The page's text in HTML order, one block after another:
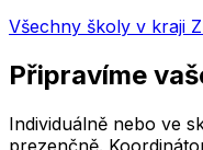
Všechny školy v kraji
Připravíme
Individuálně nebo ve
prezenčně.